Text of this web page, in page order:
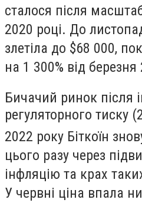
сталося після
2020 році. До
злетіла до $68 000,
на 1 300% від
Бичачий ринок після
регуляторного тиску
2022 року Біткоїн
цього разу через
інфляцію та крах
У червні ціна впала